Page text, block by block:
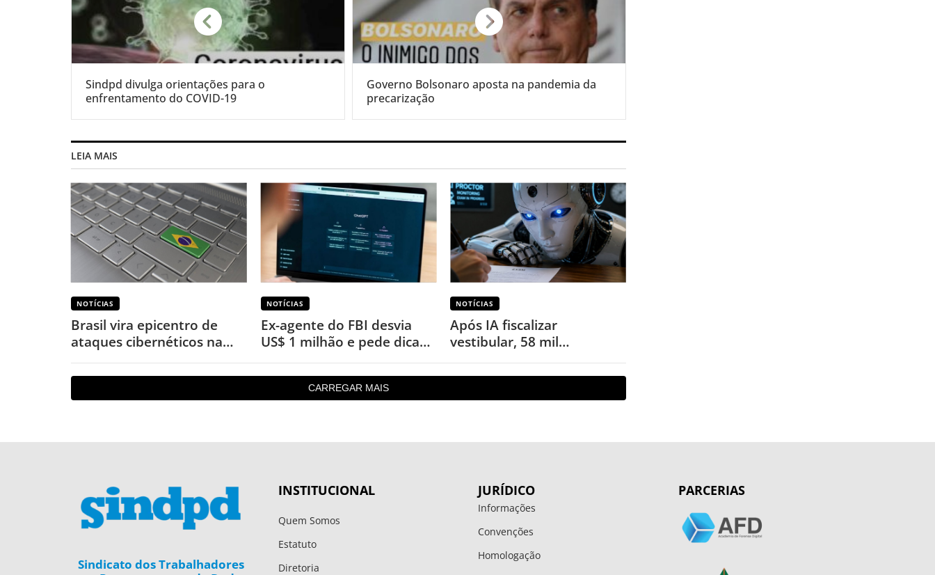
Sindpd divulga orientações para o
enfrentamento do COVID-19
Governo Bolsonaro aposta na pandemia da
precarização
LEIA MAIS
NOTÍCIAS
Brasil vira epicentro de
ataques cibernéticos na
América Latina
NOTÍCIAS
Ex-agente do FBI desvia
US$ 1 milhão e pede dicas
de investimento ao
ChatGPT
NOTÍCIAS
Após IA fiscalizar
vestibular, 58 mil
candidatos terão que
refazer a prova
CARREGAR MAIS
Sindicato dos Trabalhadores
INSTITUCIONAL
Quem Somos
Estatuto
Diretoria
JURÍDICO
Informações
Convenções
Homologação
PARCERIAS